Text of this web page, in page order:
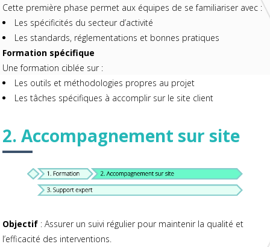
Cette première phase permet aux équipes de se familiariser avec :
Les spécificités du secteur d’activité
Les standards, réglementations et bonnes pratiques
Formation spécifique
Une formation ciblée sur :
Les outils et méthodologies propres au projet
Les tâches spécifiques à accomplir sur le site client
2. Accompagnement sur site
Objectif : Assurer un suivi régulier pour maintenir la qualité et
l’efficacité des interventions.